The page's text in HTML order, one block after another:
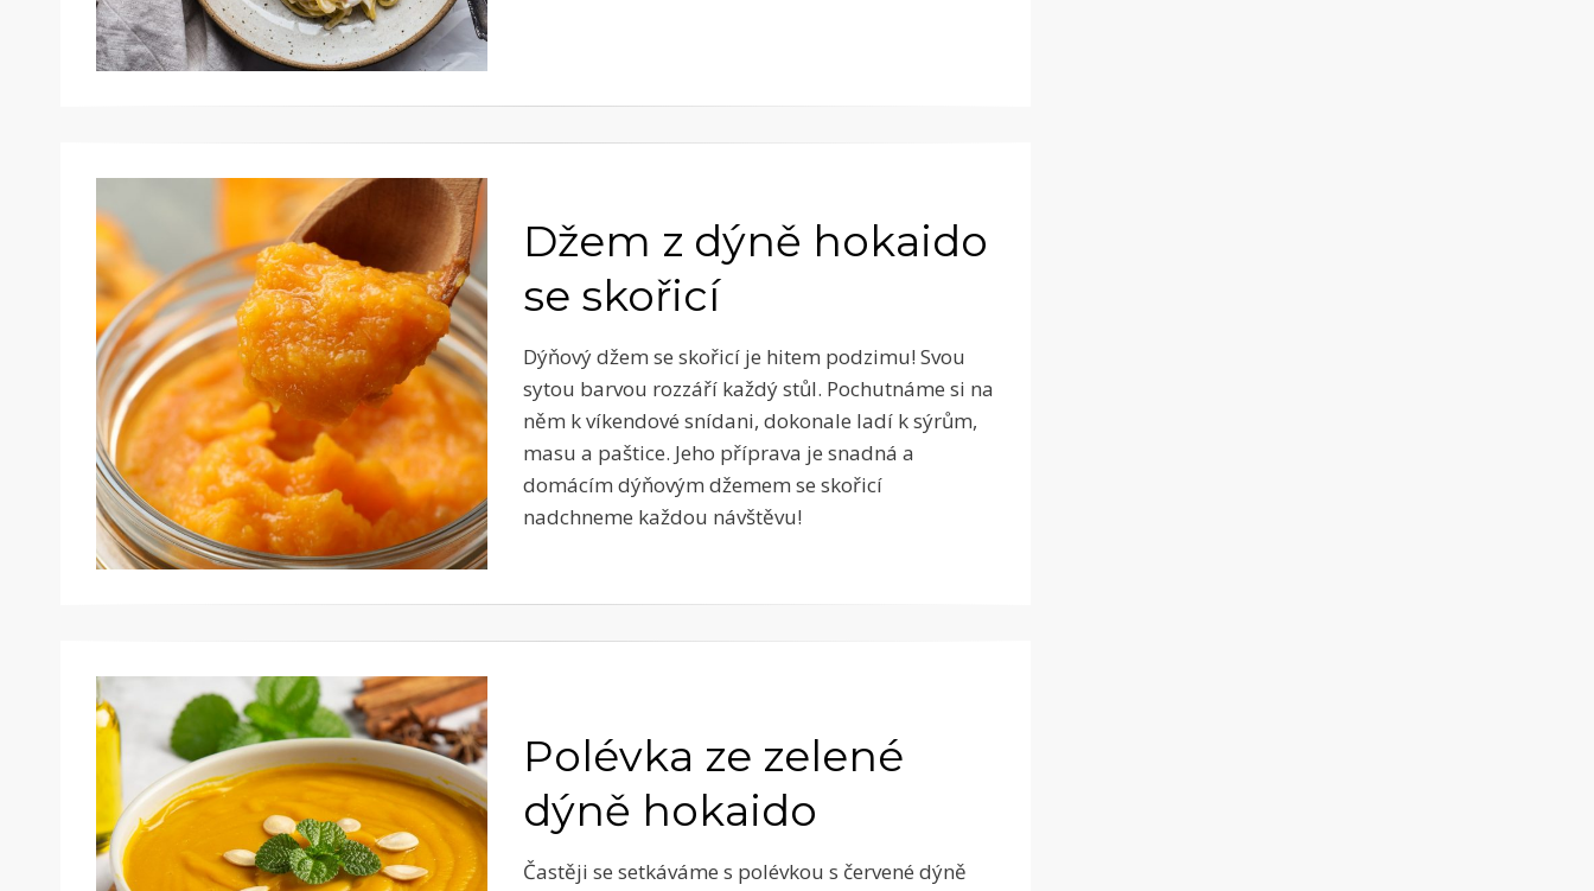
Džem z dýně hokaido
se skořicí
Dýňový džem se skořicí je hitem podzimu! Svou
sytou barvou rozzáří každý stůl. Pochutnáme si na
něm k víkendové snídani, dokonale ladí k sýrům,
masu a paštice. Jeho příprava je snadná a
domácím dýňovým džemem se skořicí
nadchneme každou návštěvu!
Polévka ze zelené
dýně hokaido
Častěji se setkáváme s polévkou s červené dýně